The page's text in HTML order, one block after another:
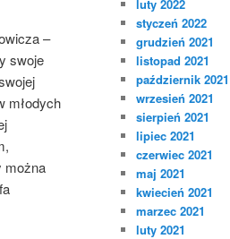
–
swoje
młodych
można
luty 2022
styczeń 2022
grudzień 2021
listopad 2021
październik 2021
wrzesień 2021
sierpień 2021
lipiec 2021
czerwiec 2021
maj 2021
kwiecień 2021
marzec 2021
luty 2021